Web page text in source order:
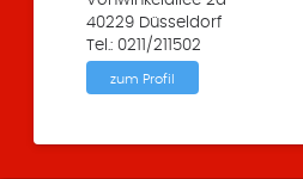
40229 Düsseldorf
Tel.: 0211/211502
zum Profil